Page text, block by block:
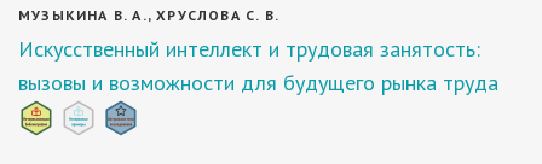
МУЗЫКИНА В. А., ХРУСЛОВА С. В.
Искусственный интеллект и трудовая занятость:
вызовы и возможности для будущего рынка труда